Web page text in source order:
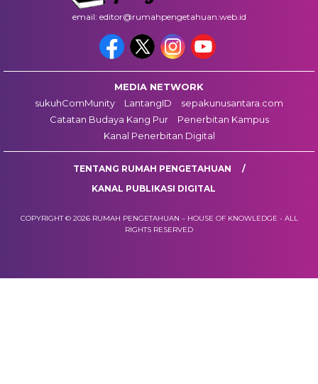
email: editor@rumahpengetahuan.web.id
MEDIA NETWORK
sukuhComMunity
LantangID
sepakunusantara.com
Catatan Budaya Kang Pur
Penerbitan Kampus
Kanal Penerbitan Digital
TENTANG RUMAH PENGETAHUAN
KANAL PUBLIKASI DIGITAL
COPYRIGHT © 2026 RUMAH PENGETAHUAN – HOUSE OF KNOWLEDGE - ALL
RIGHTS RESERVED